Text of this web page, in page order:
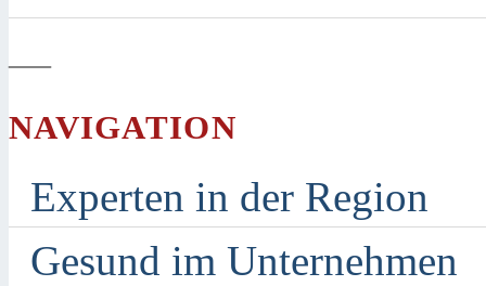
—
NAVIGATION
Experten in der Region
Gesund im Unternehmen